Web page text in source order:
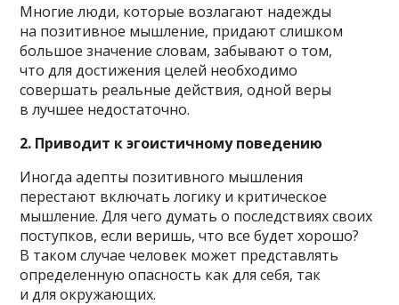
Многие люди, которые возлагают надежды
на позитивное мышление, придают слишком
большое значение словам, забывают о том,
что для достижения целей необходимо
совершать реальные действия, одной веры
в лучшее недостаточно.
2. Приводит к эгоистичному поведению
Иногда адепты позитивного мышления
перестают включать логику и критическое
мышление. Для чего думать о последствиях своих
поступков, если веришь, что все будет хорошо?
В таком случае человек может представлять
определенную опасность как для себя, так
и для окружающих.